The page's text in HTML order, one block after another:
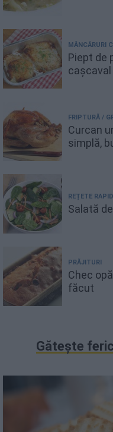
MÂNCĂRURI
Piept de
FRIPTURĂ /
Curcan
simplă,
REȚETE
Salată
PRĂJITURI
Chec
făcut
Gătește